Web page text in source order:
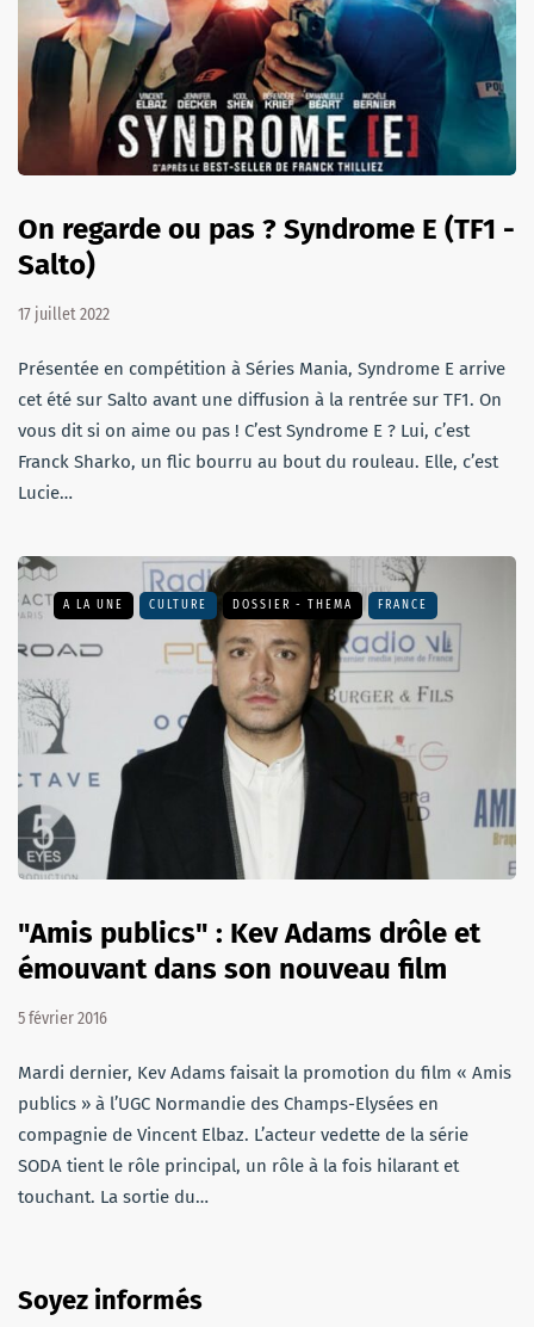
On regarde ou pas ? Syndrome E (TF1 -
Salto)
17 juillet 2022
Présentée en compétition à Séries Mania, Syndrome E arrive
cet été sur Salto avant une diffusion à la rentrée sur TF1. On
vous dit si on aime ou pas ! C’est Syndrome E ? Lui, c’est
Franck Sharko, un flic bourru au bout du rouleau. Elle, c’est
Lucie…
A LA UNE CULTURE DOSSIER - THEMA FRANCE
"Amis publics" : Kev Adams drôle et
émouvant dans son nouveau film
5 février 2016
Mardi dernier, Kev Adams faisait la promotion du film « Amis
publics » à l’UGC Normandie des Champs-Elysées en
compagnie de Vincent Elbaz. L’acteur vedette de la série
SODA tient le rôle principal, un rôle à la fois hilarant et
touchant. La sortie du…
Soyez informés